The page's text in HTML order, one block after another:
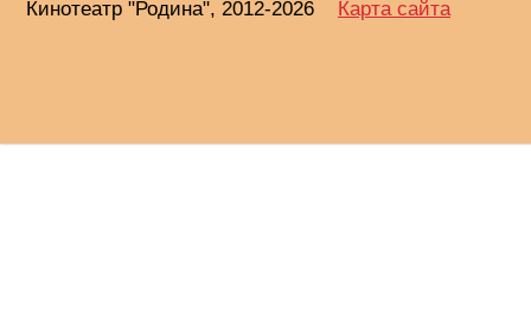
Кинотеатр "Родина", 2012-2026 Карта сайта